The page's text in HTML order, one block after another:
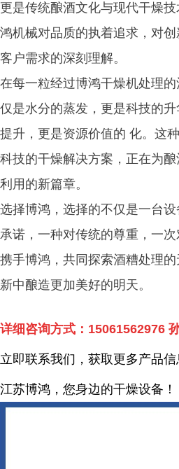
更是传统酿酒文化与现代干燥
鸿机械对品质的执着追求，对
客户需求的深刻理解。
在每一粒经过博鸿干燥机处理
仅是水分的蒸发，更是科技的
提升，更是资源价值的 化。这
科技的干燥解决方案，正在为
利用的新篇章。
选择博鸿，选择的不仅是一台
承诺，一种对传统的尊重，一
携手博鸿，共同探索酒糟处理
新中酿造更加美好的明天。
详细咨询方式： 15061562976
立即联系我们，获取更多产品信
江苏博鸿，您身边的干燥设备 ！